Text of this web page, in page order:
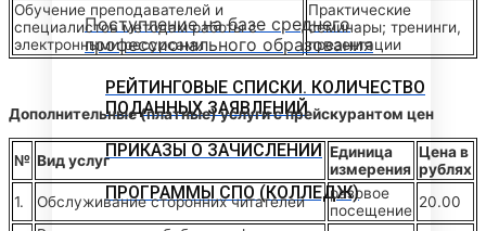
Поступление на базе среднего
профессионального образования
РЕЙТИНГОВЫЕ СПИСКИ. КОЛИЧЕСТВО
ПОДАННЫХ ЗАЯВЛЕНИЙ
ПРИКАЗЫ О ЗАЧИСЛЕНИИ
ПРОГРАММЫ СПО (КОЛЛЕДЖ)
Обучение преподавателей и
специалистов методам работы с
электронными ресурсами
Практические
семинары; тренинги,
презентации
Дополнительные (платные) услуги с прейскурантом цен
№ Вид услуг
Единица
измерения
Цена в
рублях
1.
Обслуживание сторонних читателей
разовое
посещение 20.00